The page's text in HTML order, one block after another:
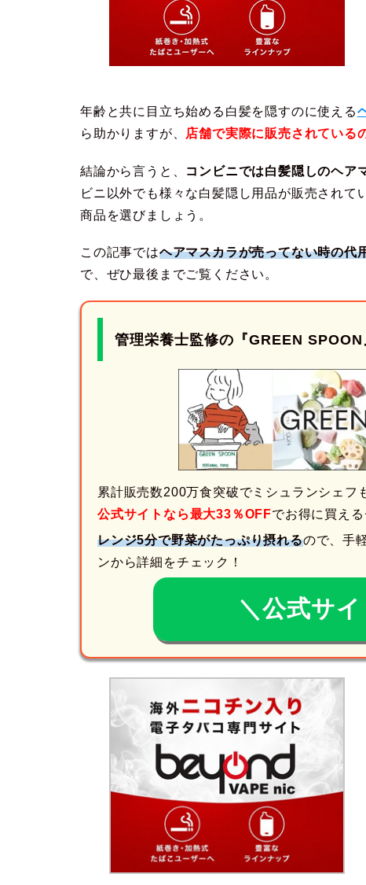
年齢と共に目立ち始める白髪を隠すのに使える
ら助かりますが、 店舗で実際に販売されている
結論から言うと、 コンビニでは白髪隠しのヘア
ビニ以外でも様々な白髪隠し用品が販売されて
商品を選びましょう。
この記事ではヘアマスカラが売ってない時の代
で、ぜひ最後までご覧ください。
管理栄養士監修の 『GREEN
累計販売数200万食突破でミシュランシェ
公式サイトなら最大33％OFFでお得に買える
レンジ5分で野菜がたっぷり摂れるので、手
ンから詳細をチェック！
＼公式サ